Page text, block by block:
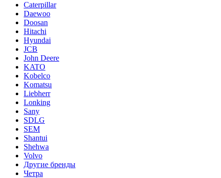
Caterpillar
Daewoo
Doosan
Hitachi
Hyundai
JCB
John Deere
KATO
Kobelco
Komatsu
Liebherr
Lonking
Sany
SDLG
SEM
Shantui
Shehwa
Volvo
Другие бренды
Четра